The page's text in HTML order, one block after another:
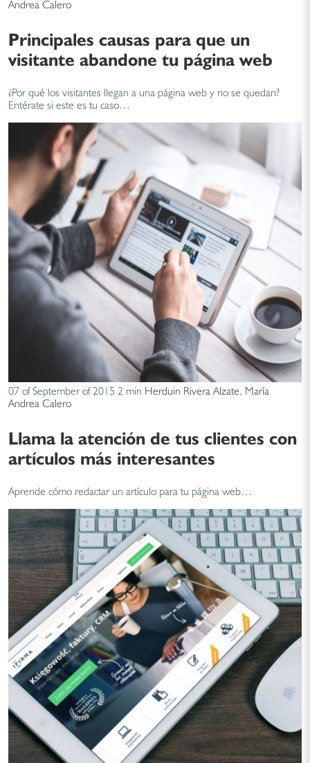
Andrea Calero
Principales causas para que un
visitante abandone tu página web
¿Por qué los visitantes llegan a una página web y no se quedan?
Entérate si este es tu caso…
07 of September of 2015 2 min Herduin Rivera Alzate, María
Andrea Calero
Llama la atención de tus clientes con
artículos más interesantes
Aprende cómo redactar un artículo para tu página web…